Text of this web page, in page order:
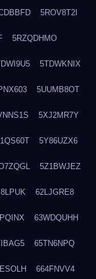
5ROV8T2I
5RZQDHMO
5TDWKNIX
5UUMB8OT
5XJ2MR7Y
5Y86UZX6
5Z1BWJEZ
62LJGRE8
63WDQUHH
65TN6NPQ
664FNVV4